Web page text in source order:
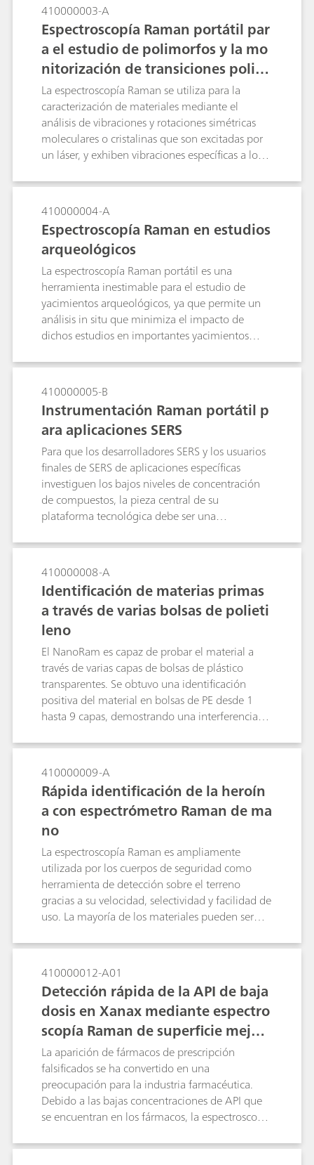
410000003-A
Espectroscopía Raman portátil par
a el estudio de polimorfos y la mo
nitorización de transiciones polim
órficas
La espectroscopía Raman se utiliza para la
caracterización de materiales mediante el
análisis de vibraciones y rotaciones simétricas
moleculares o cristalinas que son excitadas por
un láser, y exhiben vibraciones específicas a los
las moléculas. La tecnología Raman es una
herramienta valiosa para distinguir diferentes
polimorfos. Se presentan ejemplos de
espectroscopía Raman portátil para la
identificación de polimorfos y en el seguimiento
de la transición polimórfica del ácido cítrico y su
forma hidratada.
410000004-A
Espectroscopía Raman en estudios
arqueológicos
La espectroscopía Raman portátil es una
herramienta inestimable para el estudio de
yacimientos arqueológicos, ya que permite un
análisis in situ que minimiza el impacto de
dichos estudios en importantes yacimientos
de fibra óptica y un microscopio de vídeo
montado en trípode con un instrumento de
peso ligero reduce la necesidad de muestreo y
aumenta la capacidad de realizar medidas
representativas en lo que pueden ser áreas de
muestreo muy grandes. El contenido
informativo de la espectroscopía Raman ayuda a
comprender los materiales utilizados en la
construcción y restauración de importantes
yacimientos arqueológicos, así como la
degradación que se está produciendo, lo que
debería contribuir a los trabajos de conservación
410000005-B
Instrumentación Raman portátil p
ara aplicaciones SERS
Para que los desarrolladores SERS y los usuarios
finales de SERS de aplicaciones específicas
investiguen los bajos niveles de concentración
de compuestos, la pieza central de su
plataforma tecnológica debe ser una
rendimiento fiable de calidad de laboratorio y
que sea asequible y portátil, lo que les permita
abordar los problemas del mundo real. El
sistema portátil i-Raman Plus junto con un
accesorio de muestreo de microscopio de vídeo
BAC151 proporciona una configuración ideal.
Con el rendimiento y la flexibilidad de uso con
diferentes tamaños de punto láser y potencia
para la investigación SERS.
410000008-A
Identificación de materias primas
a través de varias bolsas de polieti
leno
El NanoRam es capaz de probar el material a
través de varias capas de bolsas de plástico
transparentes. Se obtuvo una identificación
positiva del material en bolsas de PE desde 1
hasta 9 capas, demostrando una interferencia
identificación del material.
410000009-A
Rápida identificación de la heroín
a con espectrómetro Raman de ma
no
La espectroscopía Raman es ampliamente
utilizada por los cuerpos de seguridad como
herramienta de detección sobre el terreno
gracias a su velocidad, selectividad y facilidad de
uso. La mayoría de los materiales pueden ser
exhiben picos distintivos y nítidos que sirven
como huella molecular. Sin embargo, muchas
muestras de la calle y del mundo real son de
color oscuro y no puras. El color oscuro, a
menudo debido a impurezas, da lugar a una
fluorescencia que interfiere con la medida
Raman. Un método para suprimir la
fluorescencia de una muestra y mejorar la
actividad/señal de Raman es mediante el uso de
la espectroscopía Raman de superficie mejorada
(SERS).
410000012-A01
Detección rápida de la API de baja
dosis en Xanax mediante espectro
scopía Raman de superficie mejora
da para luchar contra la falsificació
n
La aparición de fármacos de prescripción
falsificados se ha convertido en una
preocupación para la industria farmacéutica.
Debido a las bajas concentraciones de API que
se encuentran en los fármacos, la espectroscopía
sensible como para detectar el API desde la